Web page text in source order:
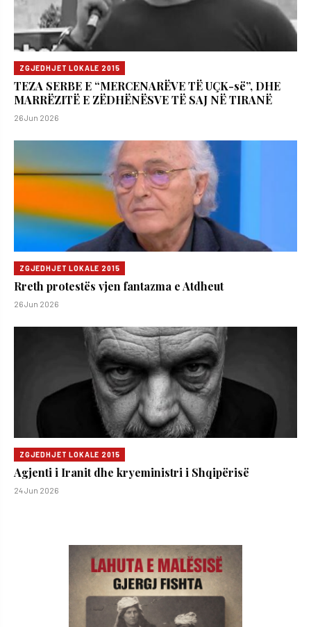
ZGJEDHJET LOKALE 2015
TEZA SERBE E “MERCENARËVE TË UÇK-së”, DHE
MARRËZITË E ZËDHËNËSVE TË SAJ NË TIRANË
26 Jun 2026
ZGJEDHJET LOKALE 2015
Rreth protestës vjen fantazma e Atdheut
26 Jun 2026
ZGJEDHJET LOKALE 2015
Agjenti i Iranit dhe kryeministri i Shqipërisë
24 Jun 2026